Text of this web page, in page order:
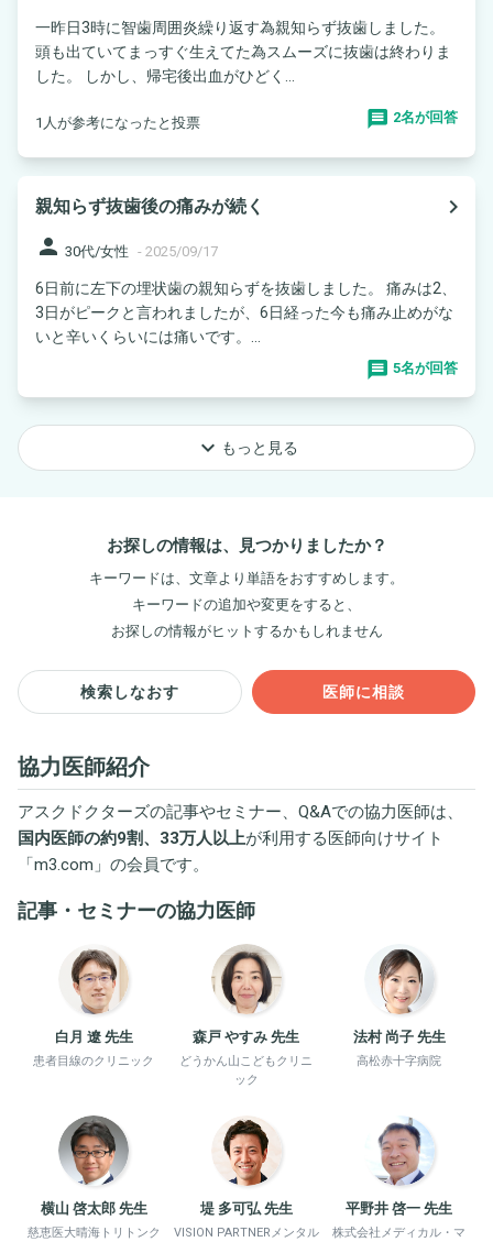
一昨日3時に智歯周囲炎繰り返す為親知らず抜歯しました。
頭も出ていてまっすぐ生えてた為スムーズに抜歯は終わりま
した。 しかし、帰宅後出血がひどく...
1人が参考になったと投票 2名が回答
親知らず抜歯後の痛みが続く
navigate_next
person 30代/女性 - 2025/09/17
6日前に左下の埋状歯の親知らずを抜歯しました。 痛みは2、
3日がピークと言われましたが、6日経った今も痛み止めがな
いと辛いくらいには痛いです。...
5名が回答
keyboard_arrow_down もっと見る
お探しの情報は、見つかりましたか？
キーワードは、文章より単語をおすすめします。
キーワードの追加や変更をすると、
お探しの情報がヒットするかもしれません
検索しなおす 医師に相談
協力医師紹介
アスクドクターズの記事やセミナー、Q&Aでの協力医師は、
国内医師の約9割、33万人以上が利用する医師向けサイト
「m3.com 」の会員です。
記事・セミナーの協力医師
白月 遼 先生
患者目線のクリニック
森戸 やすみ 先生
どうかん山こどもクリニ
ック
法村 尚子 先生
高松赤十字病院
横山 啓太郎 先生
慈恵医大晴海トリトンク
堤 多可弘 先生
VISION PARTNERメンタル
平野井 啓一 先生
株式会社メディカル・マ